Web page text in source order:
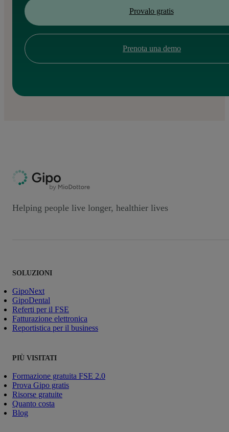
Provalo gratis
Prenota una demo
Helping people live longer, healthier lives
SOLUZIONI
GipoNext
GipoDental
Referti per il FSE
Fatturazione elettronica
Reportistica per il business
PIÙ VISITATI
Formazione gratuita FSE 2.0
Prova Gipo gratis
Risorse gratuite
Quanto costa
Blog